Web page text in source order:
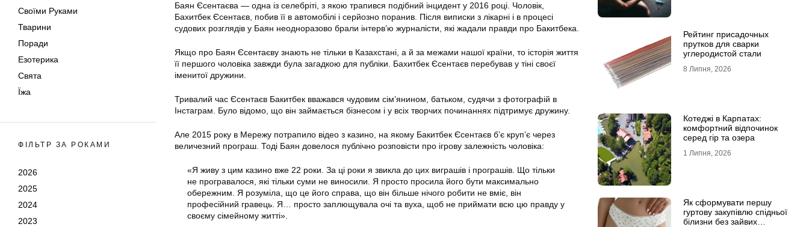
Своїми Руками
Тварини
Поради
Езотерика
Свята
Їжа
ФІЛЬТР ЗА РОКАМИ
2026
2025
2024
2023
Баян Єсентаєва — одна із селебріті, з якою трапився подібний інцидент у 2016 році. Чоловік,
Бахитбек Єсентаєв, побив її в автомобілі і серйозно поранив. Після виписки з лікарні і в процесі
судових розглядів у Баян неодноразово брали інтерв’ю журналісти, які жадали правди про Бакитбека.
Якщо про Баян Єсентаєву знають не тільки в Казахстані, а й за межами нашої країни, то історія життя
її першого чоловіка завжди була загадкою для публіки. Бахитбек Єсентаєв перебував у тіні своєї
іменитої дружини.
Тривалий час Єсентаєв Бакитбек вважався чудовим сім’янином, батьком, судячи з фотографій в
Інстаграм. Було відомо, що він займається бізнесом і у всіх творчих починаннях підтримує дружину.
Але 2015 року в Мережу потрапило відео з казино, на якому Бакитбек Єсентаєв б’є круп’є через
величезний програш. Тоді Баян довелося публічно розповісти про ігрову залежність чоловіка:
«Я живу з цим казино вже 22 роки. За ці роки я звикла до цих виграшів і програшів. Що тільки
не програвалося, які тільки суми не виносили. Я просто просила його бути максимально
обережним. Я розуміла, що це його справа, що він більше нічого робити не вміє, він
професійний гравець. Я… просто заплющувала очі та вуха, щоб не приймати всю цю правду у
своєму сімейному житті».
Рейтинг присадочных
прутков для сварки
углеродистой стали
8 Липня, 2026
Котеджі в Карпатах:
комфортний відпочинок
серед гір та озера
1 Липня, 2026
Як сформувати першу
гуртову закупівлю спідньої
білизни без зайвих